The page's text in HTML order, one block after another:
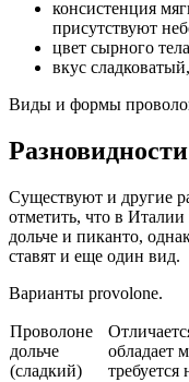
консистенция
присутствуют
цвет сырного
вкус
Виды и формы
Существуют и другие
отметить, что в Италии
дольче и пиканто,
ставят и еще один вид.
Варианты provolone.
Проволоне
дольче
(сладкий)
обладает
требуется